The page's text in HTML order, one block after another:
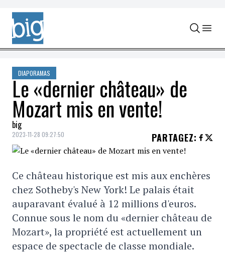
Skip to content
DIAPORAMAS
Le «dernier château» de
Mozart mis en vente!
big
2023-11-28 09:27:50 PARTAGEZ:
Ce château historique est mis aux enchères
chez Sotheby's New York! Le palais était
auparavant évalué à 12 millions d'euros.
Connue sous le nom du «dernier château de
Mozart», la propriété est actuellement un
espace de spectacle de classe mondiale.